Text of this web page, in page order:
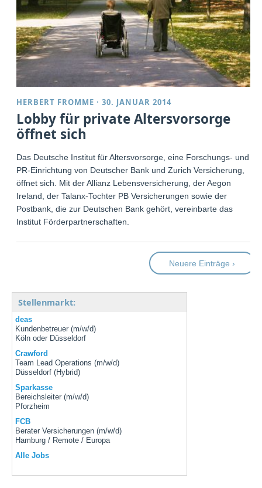
HERBERT FROMME ·30. JANUAR 2014
Lobby für private Altersvorsorge
öffnet sich
Das Deutsche Institut für Altersvorsorge, eine Forschungs- und
PR-Einrichtung von Deutscher Bank und Zurich Versicherung,
öffnet sich. Mit der Allianz Lebensversicherung, der Aegon
Ireland, der Talanx-Tochter PB Versicherungen sowie der
Postbank, die zur Deutschen Bank gehört, vereinbarte das
Institut Förderpartnerschaften.
Neuere Einträge ›
Stellenmarkt:
deas
Kundenbetreuer (m/w/d)
Köln oder Düsseldorf
Crawford
Team Lead Operations (m/w/d)
Düsseldorf (Hybrid)
Sparkasse
Bereichsleiter (m/w/d)
Pforzheim
FCB
Berater Versicherungen (m/w/d)
Hamburg / Remote / Europa
Alle Jobs